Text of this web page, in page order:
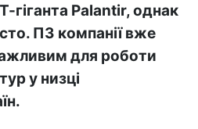
гіганта Palantir, однак
ПЗ компанії вже
для роботи
у низці